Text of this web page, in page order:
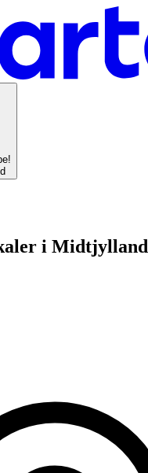
i Midtjylland